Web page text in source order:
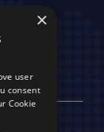
×
user
consent
Cookie